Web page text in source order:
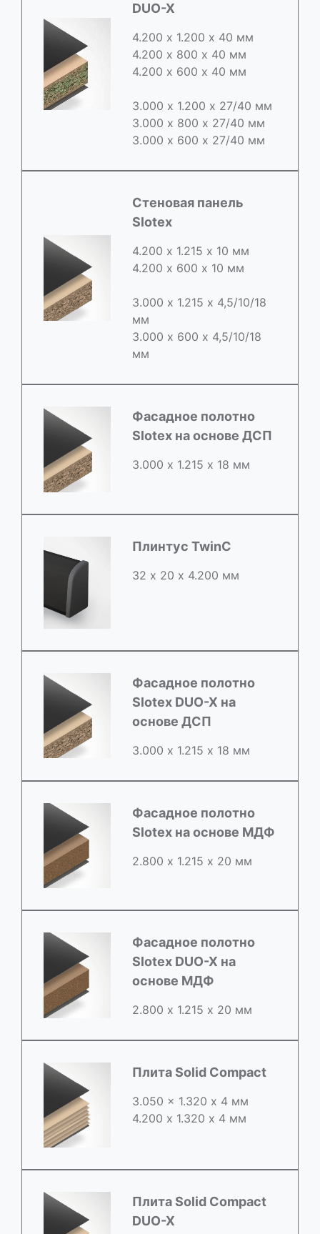
DUO-X
4.200 х 1.200 х 40 мм
4.200 х 800 х 40 мм
4.200 х 600 х 40 мм
3.000 х 1.200 х 27/40 мм
3.000 х 800 х 27/40 мм
3.000 х 600 х 27/40 мм
Стеновая панель
Slotex
4.200 х 1.215 х 10 мм
4.200 х 600 х 10 мм
3.000 х 1.215 х 4,5/10/18
мм
3.000 х 600 х 4,5/10/18
мм
Фасадное полотно
Slotex на основе ДСП
3.000 х 1.215 х 18 мм
Плинтус TwinC
32 х 20 х 4.200 мм
Фасадное полотно
Slotex DUO-X на
основе ДСП
3.000 х 1.215 х 18 мм
Фасадное полотно
Slotex на основе МДФ
2.800 х 1.215 х 20 мм
Фасадное полотно
Slotex DUO-X на
основе МДФ
2.800 х 1.215 х 20 мм
Плита Solid Compact
3.050 x 1.320 х 4 мм
4.200 x 1.320 х 4 мм
Плита Solid Compact
DUO-X